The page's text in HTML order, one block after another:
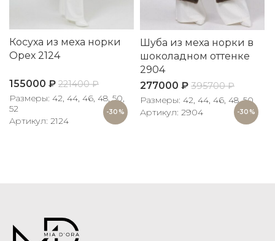
-30%
Косуха из меха норки
Орех 2124
155000 ₽ 221400₽
Размеры: 42, 44, 46, 48, 50,
52
Артикул: 2124
-30%
Шуба из меха норки в
шоколадном оттенке
2904
277000 ₽ 395700₽
Размеры: 42, 44, 46, 48, 50
Артикул: 2904